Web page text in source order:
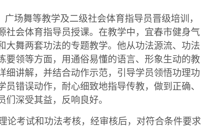
场舞等教学及二级社会体育指导员晋级培训，
社会体育指导员授课。在教学中，宜春市健身气
舞两套功法的专题教学。他从功法源流、功法
要领等方面，用通俗易懂的语言、形象生动的教
讲解，并结合动作示范，引导学员领悟功理功
错误动作，耐心细致地指导传教，做到正确、
深受其益，反响良好。
论考试和功法考核，经审核后，对符合条件要求